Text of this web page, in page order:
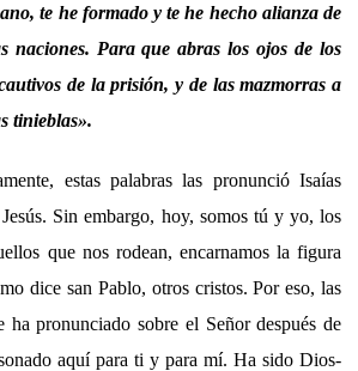
te he formado y te he hecho alianza de
naciones. Para que abras los ojos de los
de la prisión, y de las mazmorras a
tinieblas».
palabras las pronunció Isaías
Sin embargo, hoy, somos tú y yo, los
que nos rodean, encarnamos la figura
dice san Pablo, otros cristos. Por eso, las
ha pronunciado sobre el Señor después de
aquí para ti y para mí. Ha sido Dios-